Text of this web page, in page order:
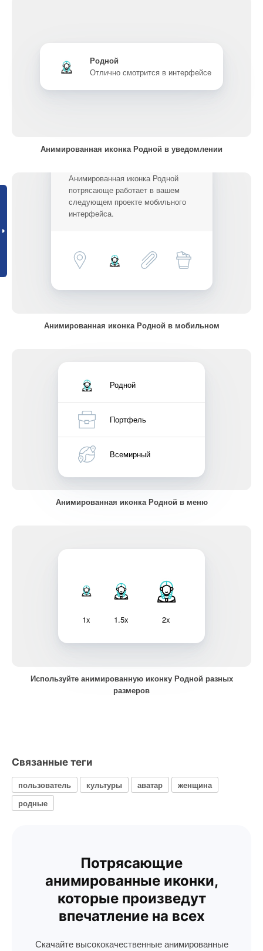
Родной
Отлично смотрится в интерфейсе
Анимированная иконка Родной в уведомлении
Анимированная иконка Родной
потрясающе работает в вашем
следующем проекте мобильного
интерфейса.
Анимированная иконка Родной в мобильном
Родной
Портфель
Всемирный
Анимированная иконка Родной в меню
1x 1.5x 2x
Используйте анимированную иконку Родной разных
размеров
Связанные теги
пользователь культуры аватар
женщина
родные
Потрясающие
анимированные иконки,
которые произведут
впечатление на всех
Скачайте высококачественные анимированные